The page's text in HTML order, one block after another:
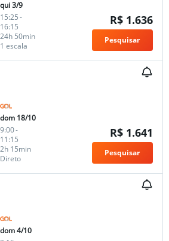
qui 3/9
15:25-
16:15
1 escala
24h 50min
R$ 1.636
Pesquisar
dom 18/10
9:00-
11:15
Direto
2h 15min
R$ 1.641
Pesquisar
dom 4/10